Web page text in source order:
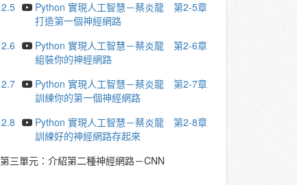
2.5
Python 實現人工智慧－蔡炎龍 第2-5章
打造第一個神經網路
2.6
Python 實現人工智慧－蔡炎龍 第2-6章
組裝你的神經網路
2.7
Python 實現人工智慧－蔡炎龍 第2-7章
訓練你的第一個神經網路
2.8
Python 實現人工智慧－蔡炎龍 第2-8章
訓練好的神經網路存起來
第三單元：介紹第二種神經網路－CNN